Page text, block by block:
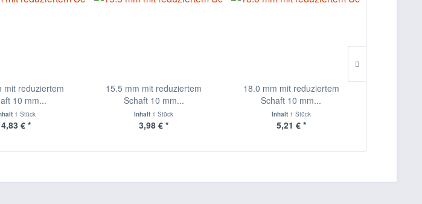
mit reduziertem
10 mm...
1 Stück
4,83 € *
15.5 mm mit reduziertem
Schaft 10 mm...
Inhalt 1 Stück
3,98 € *
18.0 mm mit reduziertem
Schaft 10 mm...
Inhalt 1 Stück
5,21 € *